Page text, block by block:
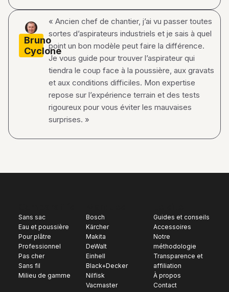
Bruno
Cyclone
« Ancien chef de chantier, j’ai vu passer toutes
sortes d’aspirateurs industriels et je sais à quel
point un bon modèle peut faire la différence.
Je vous guide pour trouver l’aspirateur qui
tiendra le coup face à la poussière, aux gravats
et aux conditions difficiles. Mon expertise
repose sur l’expérience terrain et des tests
rigoureux pour vous éviter les mauvaises
surprises. »
Sans sac
Eau et poussière
Pour plâtre
Professionnel
Pas cher
Sans fil
Milieu de gamme
Bosch
Kärcher
Makita
DeWalt
Einhell
Black+Decker
Nilfisk
Vacmaster
Guides et conseils
Accessoires
Notre
méthodologie
Transparence et
affiliation
À propos
Contact